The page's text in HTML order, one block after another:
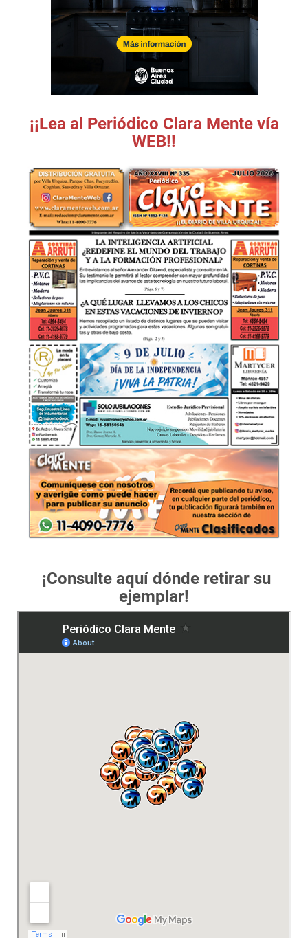
¡¡Lea al Periódico Clara Mente vía
WEB!!
¡Consulte aquí dónde retirar su
ejemplar!